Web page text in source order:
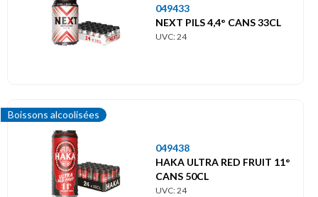
049433
NEXT PILS 4,4° CANS 33CL
UVC: 24
Boissons alcoolisées
049438
HAKA ULTRA RED FRUIT 11°
CANS 50CL
UVC: 24